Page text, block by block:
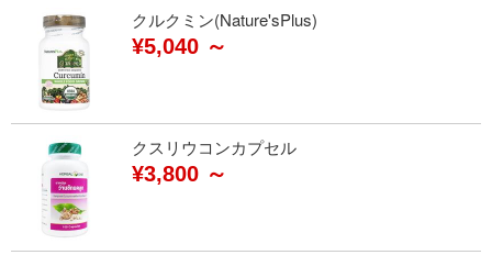
クルクミン(Nature'sPlus)
¥5,040 ～
クスリウコンカプセル
¥3,800 ～